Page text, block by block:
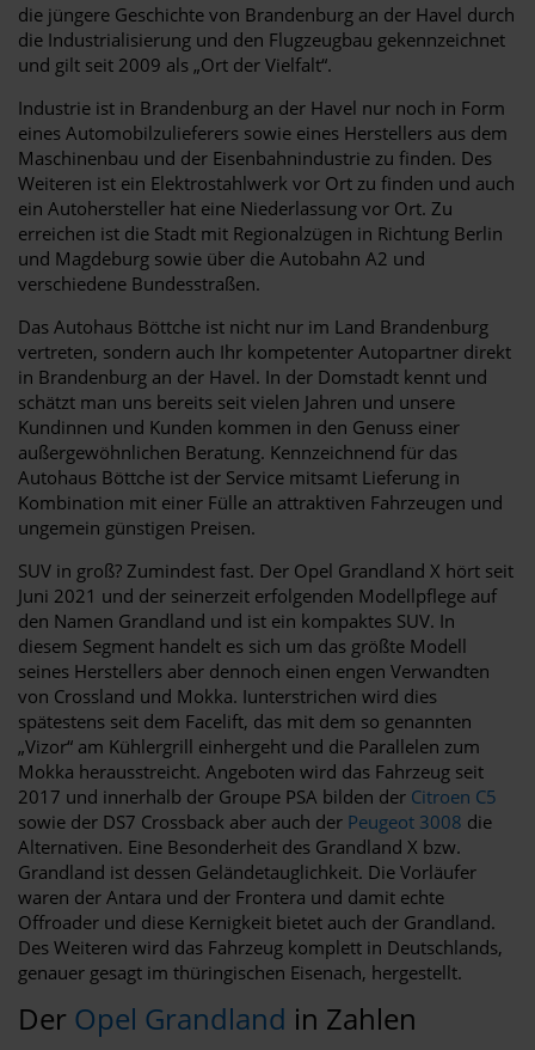
die jüngere Geschichte von Brandenburg an der Havel durch
die Industrialisierung und den Flugzeugbau gekennzeichnet
und gilt seit 2009 als „Ort der Vielfalt“.
Industrie ist in Brandenburg an der Havel nur noch in Form
eines Automobilzulieferers sowie eines Herstellers aus dem
Maschinenbau und der Eisenbahnindustrie zu finden. Des
Weiteren ist ein Elektrostahlwerk vor Ort zu finden und auch
ein Autohersteller hat eine Niederlassung vor Ort. Zu
erreichen ist die Stadt mit Regionalzügen in Richtung Berlin
und Magdeburg sowie über die Autobahn A2 und
verschiedene Bundesstraßen.
Das Autohaus Böttche ist nicht nur im Land Brandenburg
vertreten, sondern auch Ihr kompetenter Autopartner direkt
in Brandenburg an der Havel. In der Domstadt kennt und
schätzt man uns bereits seit vielen Jahren und unsere
Kundinnen und Kunden kommen in den Genuss einer
außergewöhnlichen Beratung. Kennzeichnend für das
Autohaus Böttche ist der Service mitsamt Lieferung in
Kombination mit einer Fülle an attraktiven Fahrzeugen und
ungemein günstigen Preisen.
SUV in groß? Zumindest fast. Der Opel Grandland X hört seit
Juni 2021 und der seinerzeit erfolgenden Modellpflege auf
den Namen Grandland und ist ein kompaktes SUV. In
diesem Segment handelt es sich um das größte Modell
seines Herstellers aber dennoch einen engen Verwandten
von Crossland und Mokka. Iunterstrichen wird dies
spätestens seit dem Facelift, das mit dem so genannten
„Vizor“ am Kühlergrill einhergeht und die Parallelen zum
Mokka herausstreicht. Angeboten wird das Fahrzeug seit
2017 und innerhalb der Groupe PSA bilden der Citroen C5
sowie der DS7 Crossback aber auch der Peugeot 3008 die
Alternativen. Eine Besonderheit des Grandland X bzw.
Grandland ist dessen Geländetauglichkeit. Die Vorläufer
waren der Antara und der Frontera und damit echte
Offroader und diese Kernigkeit bietet auch der Grandland.
Des Weiteren wird das Fahrzeug komplett in Deutschlands,
genauer gesagt im thüringischen Eisenach, hergestellt.
Der Opel Grandland in Zahlen